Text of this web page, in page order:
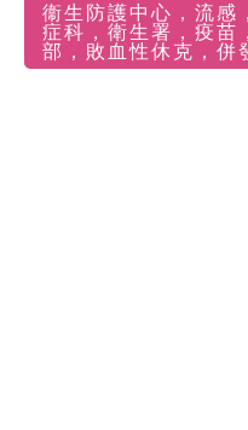
衞生防護中心，流感
症科，衛生署，疫苗
部，敗血性休克，併